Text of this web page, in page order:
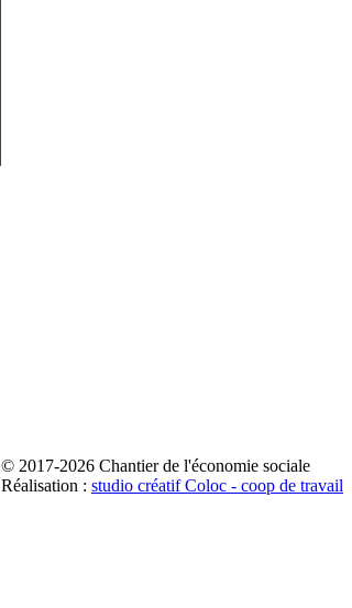
© 2017-2026 Chantier de l'économie sociale
Réalisation : studio créatif Coloc - coop de travail